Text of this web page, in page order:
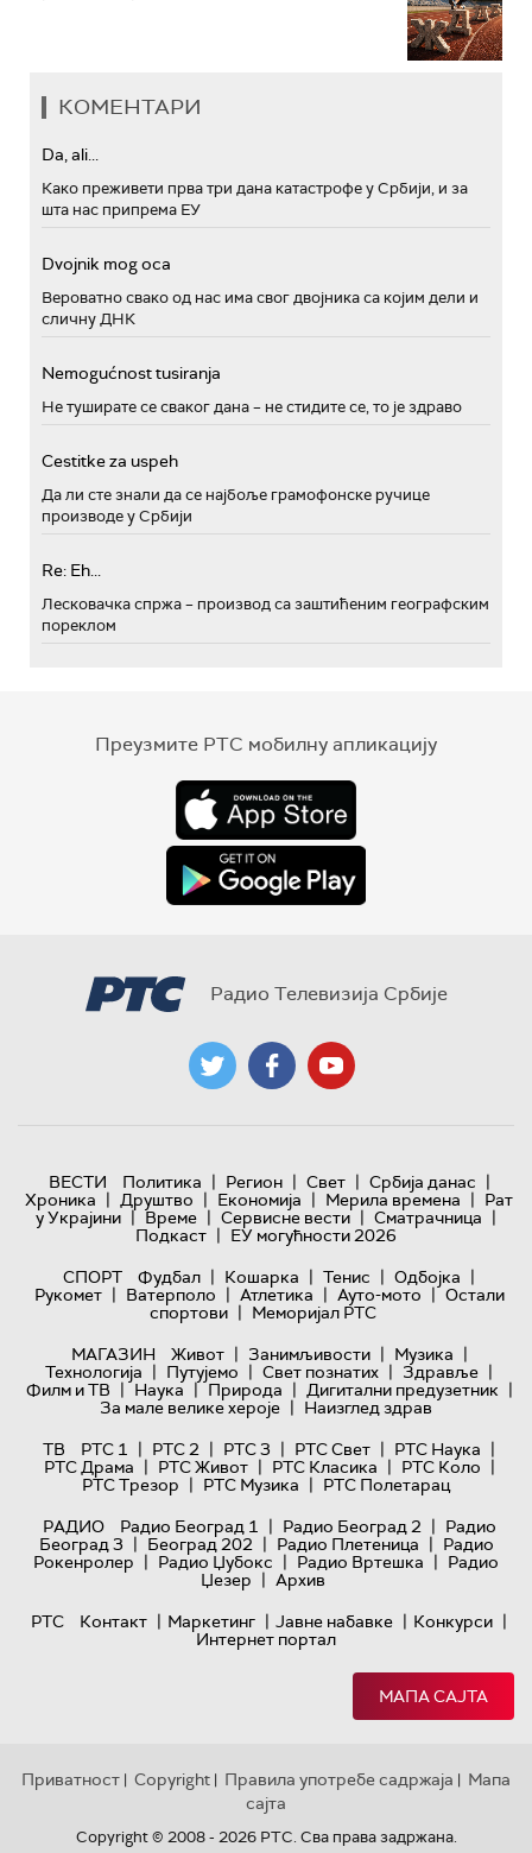
КОМЕНТАРИ
Da, ali...
Како преживети прва три дана катастрофе у Србији, и за
шта нас припрема ЕУ
Dvojnik mog oca
Вероватно свако од нас има свог двојника са којим дели и
сличну ДНК
Nemogućnost tusiranja
Не туширате се сваког дана – не стидите се, то је здраво
Cestitke za uspeh
Да ли сте знали да се најбоље грамофонске ручице
производе у Србији
Re: Eh...
Лесковачка спржа – производ са заштићеним географским
пореклом
Преузмите РТС мобилну апликацију
Радио Телевизија Србије
ВЕСТИ Политика | Регион | Свет | Србија данас |
Хроника | Друштво | Економија | Мерила времена | Рат
у Украјини | Време | Сервисне вести | Сматрачница |
Подкаст | ЕУ могућности 2026
СПОРТ
Фудбал | Кошарка | Тенис | Одбојка |
Рукомет | Ватерполо | Атлетика | Ауто-мото | Остали
спортови | Меморијал РТС
МАГАЗИН
Живот | Занимљивости | Музика |
Технологијa | Путујемо | Свет познатих | Здравље |
Филм и ТВ | Наука | Природа | Дигитални предузетник |
За мале велике хероје | Наизглед здрав
ТВ
РТС 1 | РТС 2 | РТС 3 | РТС Свет | РТС Наука |
РТС Драма | РТС Живот | РТС Класика | РТС Коло |
РТС Трезор | РТС Музика | РТС Полетарац
РАДИО
Радио Београд 1 | Радио Београд 2 | Радио
Београд 3 | Београд 202 | Радио Плетеница | Радио
Рокенролер | Радио Џубокс | Радио Вртешка | Радио
Џезер | Архив
РТС
Контакт | Маркетинг | Јавне набавке | Конкурси |
Интернет портал
МАПА САЈТА
Приватност | Copyright | Правила употребе садржаја | Мапа
сајта
Copyright © 2008 - 2026 РТС. Сва права задржана.